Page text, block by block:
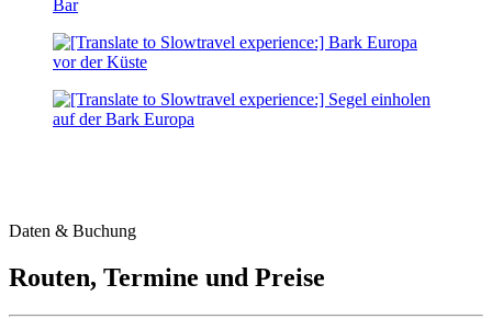
Daten & Buchung
Routen, Termine und Preise